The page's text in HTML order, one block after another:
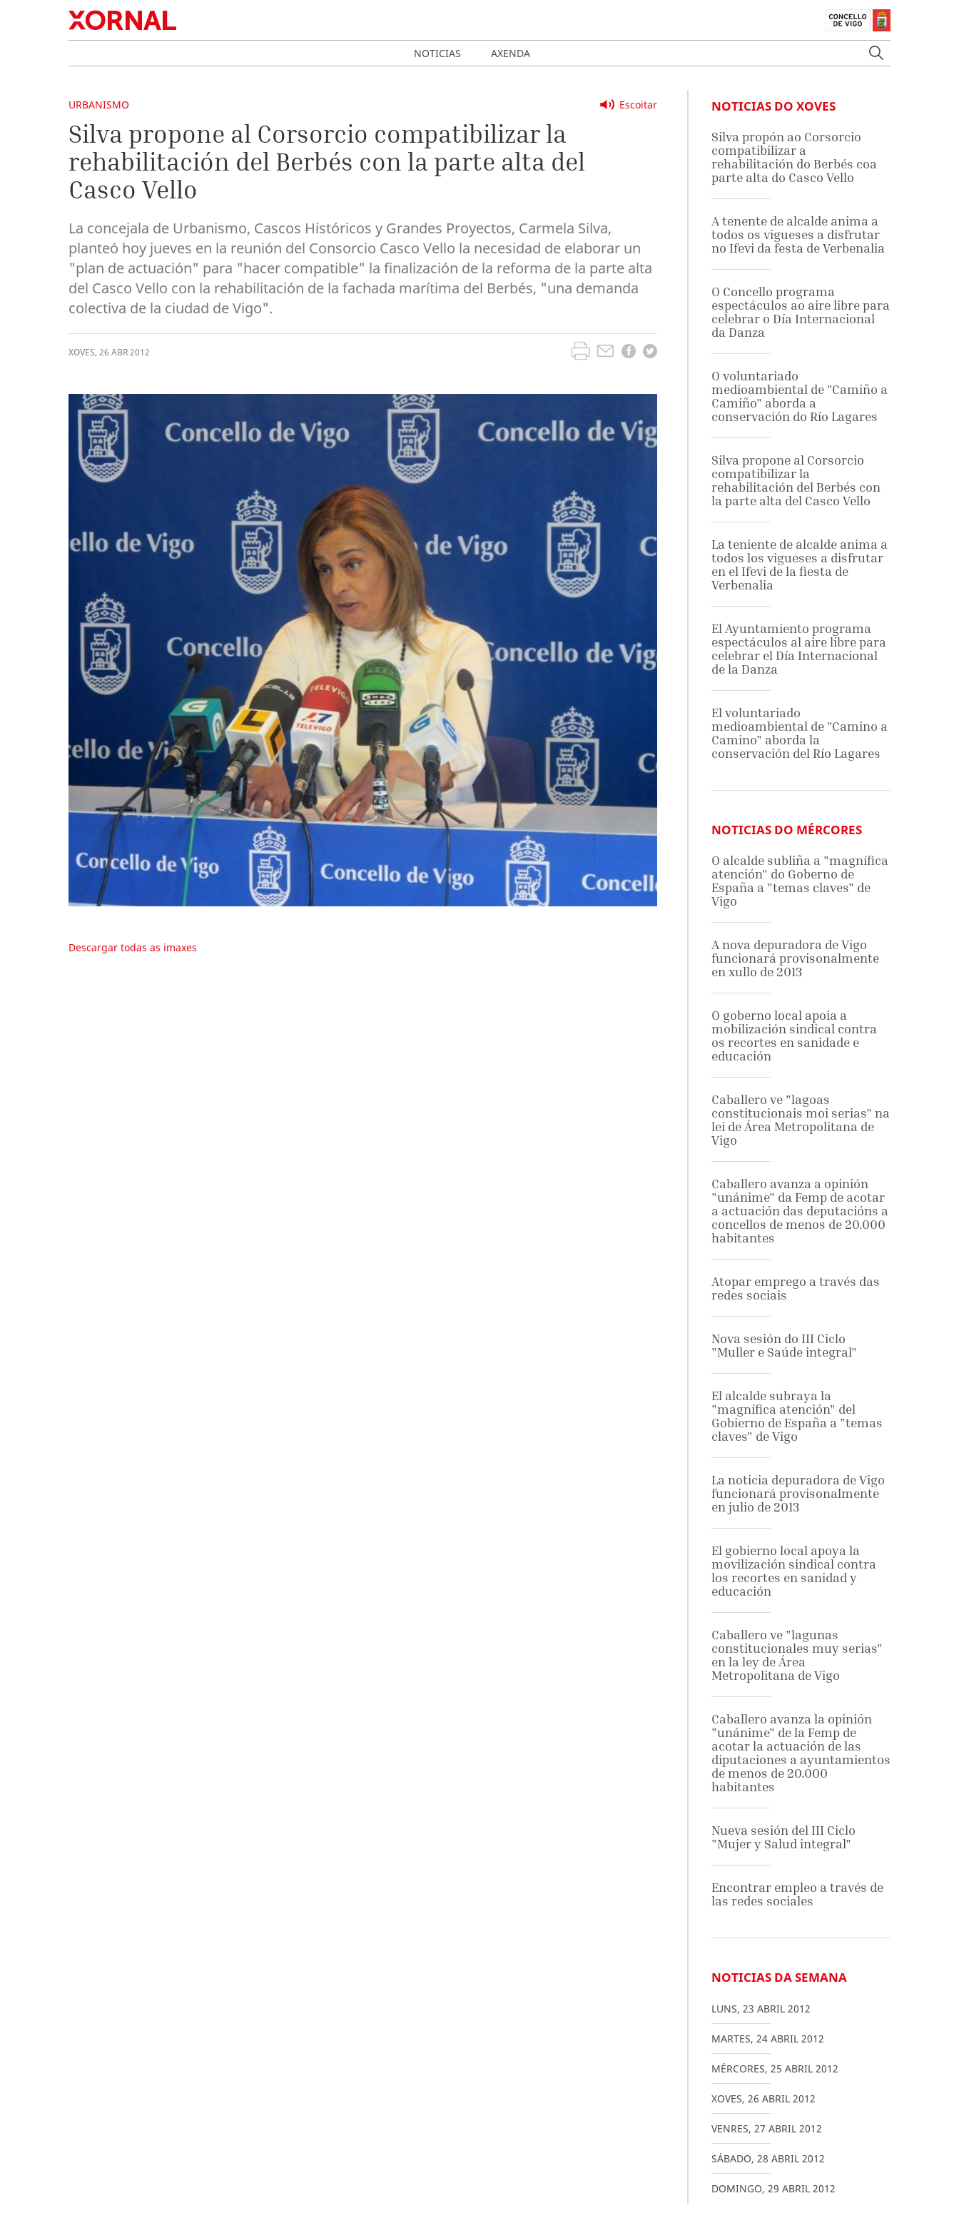
NOTICIAS AXENDA
Escoitar
URBANISMO
Silva propone al Corsorcio compatibilizar la
rehabilitación del Berbés con la parte alta del
Casco Vello
La concejala de Urbanismo, Cascos Históricos y Grandes Proyectos, Carmela Silva,
planteó hoy jueves en la reunión del Consorcio Casco Vello la necesidad de elaborar un
"plan de actuación" para "hacer compatible" la finalización de la reforma de la parte alta
del Casco Vello con la rehabilitación de la fachada marítima del Berbés, "una demanda
colectiva de la ciudad de Vigo".
XOVES, 26 ABR2012
Descargar todas as imaxes
NOTICIAS DO XOVES
Silva propón ao Corsorcio
compatibilizar a
rehabilitación do Berbés coa
parte alta do Casco Vello
A tenente de alcalde anima a
todos os vigueses a disfrutar
no Ifevi da festa de Verbenalia
O Concello programa
espectáculos ao aire libre para
celebrar o Día Internacional
da Danza
O voluntariado
medioambiental de "Camiño a
Camiño" aborda a
conservación do Río Lagares
Silva propone al Corsorcio
compatibilizar la
rehabilitación del Berbés con
la parte alta del Casco Vello
La teniente de alcalde anima a
todos los vigueses a disfrutar
en el Ifevi de la fiesta de
Verbenalia
El Ayuntamiento programa
espectáculos al aire libre para
celebrar el Día Internacional
de la Danza
El voluntariado
medioambiental de "Camino a
Camino" aborda la
conservación del Río Lagares
NOTICIAS DO MÉRCORES
O alcalde subliña a "magnífica
atención" do Goberno de
España a "temas claves" de
Vigo
A nova depuradora de Vigo
funcionará provisonalmente
en xullo de 2013
O goberno local apoia a
mobilización sindical contra
os recortes en sanidade e
educación
Caballero ve "lagoas
constitucionais moi serias" na
lei de Área Metropolitana de
Vigo
Caballero avanza a opinión
"unánime" da Femp de acotar
a actuación das deputacións a
concellos de menos de 20.000
habitantes
Atopar emprego a través das
redes sociais
Nova sesión do III Ciclo
"Muller e Saúde integral"
El alcalde subraya la
"magnífica atención" del
Gobierno de España a "temas
claves" de Vigo
La noticia depuradora de Vigo
funcionará provisonalmente
en julio de 2013
El gobierno local apoya la
movilización sindical contra
los recortes en sanidad y
educación
Caballero ve "lagunas
constitucionales muy serias"
en la ley de Área
Metropolitana de Vigo
Caballero avanza la opinión
"unánime" de la Femp de
acotar la actuación de las
diputaciones a ayuntamientos
de menos de 20.000
habitantes
Nueva sesión del III Ciclo
"Mujer y Salud integral"
Encontrar empleo a través de
las redes sociales
NOTICIAS DA SEMANA
LUNS, 23 ABRIL 2012
MARTES, 24 ABRIL 2012
MÉRCORES, 25 ABRIL 2012
XOVES, 26 ABRIL 2012
VENRES, 27 ABRIL 2012
SÁBADO, 28 ABRIL 2012
DOMINGO, 29 ABRIL 2012